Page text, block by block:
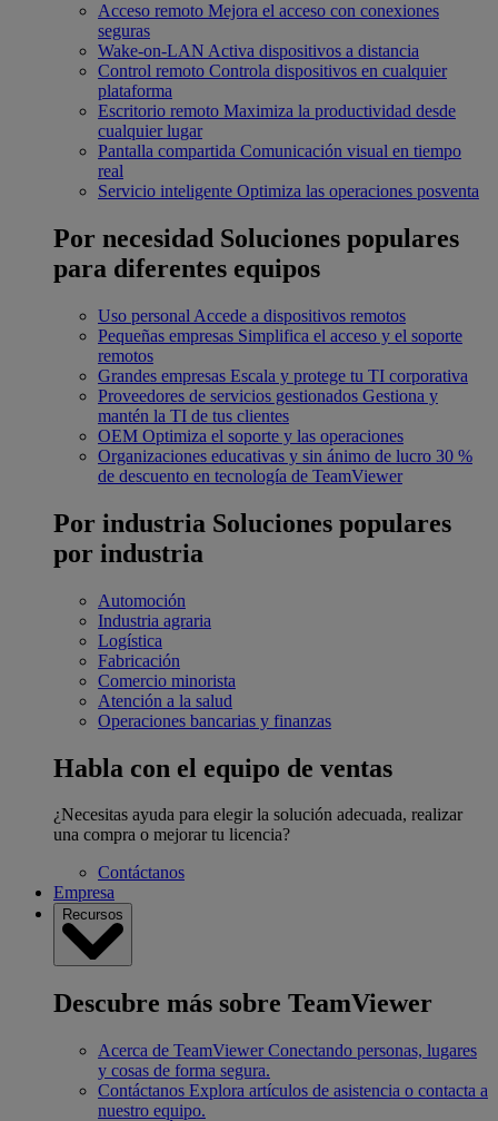
Acceso remoto Mejora el acceso con conexiones
seguras
Wake-on-LAN Activa dispositivos a distancia
Control remoto Controla dispositivos en cualquier
plataforma
Escritorio remoto Maximiza la productividad desde
cualquier lugar
Pantalla compartida Comunicación visual en tiempo
real
Servicio inteligente Optimiza las operaciones posventa
Por necesidad Soluciones populares
para diferentes equipos
Uso personal Accede a dispositivos remotos
Pequeñas empresas Simplifica el acceso y el soporte
remotos
Grandes empresas Escala y protege tu TI corporativa
Proveedores de servicios gestionados Gestiona y
mantén la TI de tus clientes
OEM Optimiza el soporte y las operaciones
Organizaciones educativas y sin ánimo de lucro 30 %
de descuento en tecnología de TeamViewer
Por industria Soluciones populares
por industria
Automoción
Industria agraria
Logística
Fabricación
Comercio minorista
Atención a la salud
Operaciones bancarias y finanzas
Habla con el equipo de ventas
¿Necesitas ayuda para elegir la solución adecuada, realizar
una compra o mejorar tu licencia?
Contáctanos
Empresa
Recursos
Descubre más sobre TeamViewer
Acerca de TeamViewer Conectando personas, lugares
y cosas de forma segura.
Contáctanos Explora artículos de asistencia o contacta a
nuestro equipo.